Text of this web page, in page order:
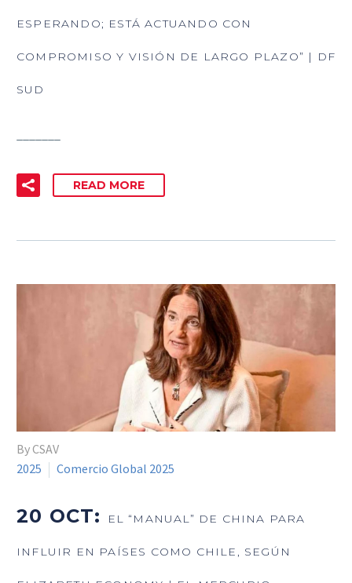
ESPERANDO; ESTÁ ACTUANDO CON
COMPROMISO Y VISIÓN DE LARGO PLAZO” | DF
SUD
READ MORE
By CSAV
2025
Comercio Global 2025
20 OCT: EL “MANUAL” DE CHINA PARA
INFLUIR EN PAÍSES COMO CHILE, SEGÚN